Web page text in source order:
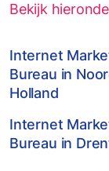
Bekijk
Internet
Bureau in
Holland
Internet
Bureau in